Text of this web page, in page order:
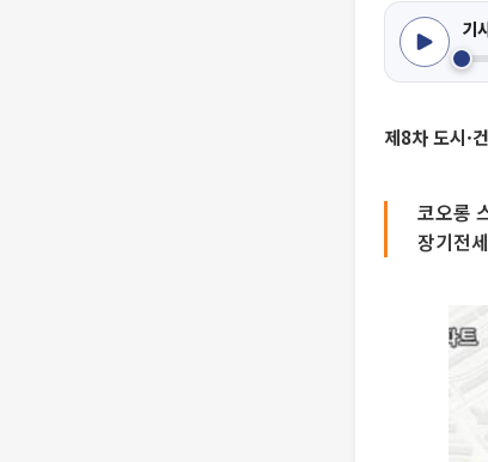
기
제8차 도시·
코오롱
장기전